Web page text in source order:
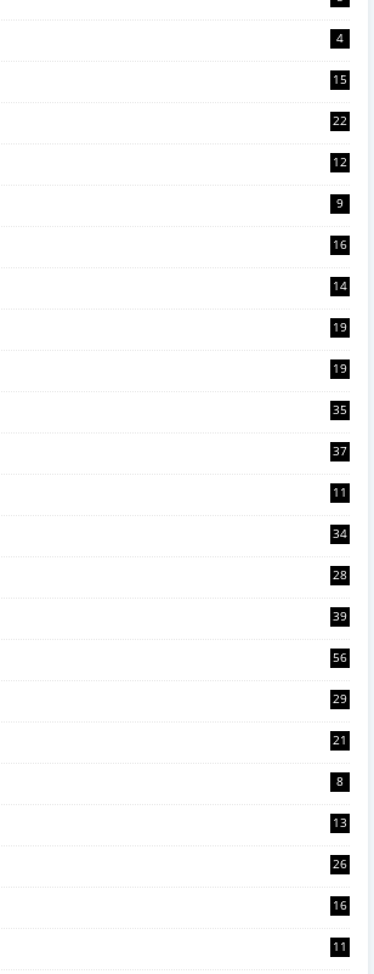
4
15
22
12
9
16
14
19
19
35
37
11
34
28
39
56
29
21
8
13
26
16
11